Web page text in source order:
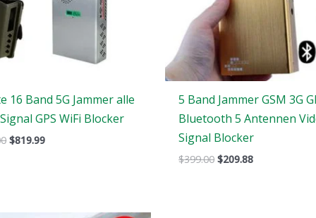
16 Band 5G Jammer alle
GPS WiFi Blocker
$819.99
5 Band Jammer GSM 3G
Bluetooth 5 Antennen
Signal Blocker
$399.00 $209.88